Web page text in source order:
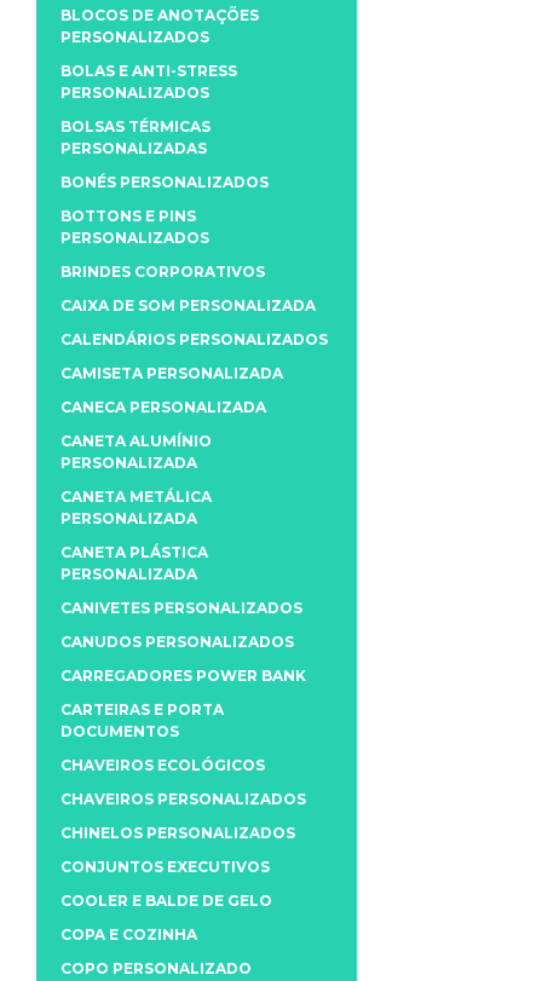
BLOCOS DE ANOTAÇÕES
PERSONALIZADOS
BOLAS E ANTI-STRESS
PERSONALIZADOS
BOLSAS TÉRMICAS
PERSONALIZADAS
BONÉS PERSONALIZADOS
BOTTONS E PINS
PERSONALIZADOS
BRINDES CORPORATIVOS
CAIXA DE SOM PERSONALIZADA
CALENDÁRIOS PERSONALIZADOS
CAMISETA PERSONALIZADA
CANECA PERSONALIZADA
CANETA ALUMÍNIO
PERSONALIZADA
CANETA METÁLICA
PERSONALIZADA
CANETA PLÁSTICA
PERSONALIZADA
CANIVETES PERSONALIZADOS
CANUDOS PERSONALIZADOS
CARREGADORES POWER BANK
CARTEIRAS E PORTA
DOCUMENTOS
CHAVEIROS ECOLÓGICOS
CHAVEIROS PERSONALIZADOS
CHINELOS PERSONALIZADOS
CONJUNTOS EXECUTIVOS
COOLER E BALDE DE GELO
COPA E COZINHA
COPO PERSONALIZADO